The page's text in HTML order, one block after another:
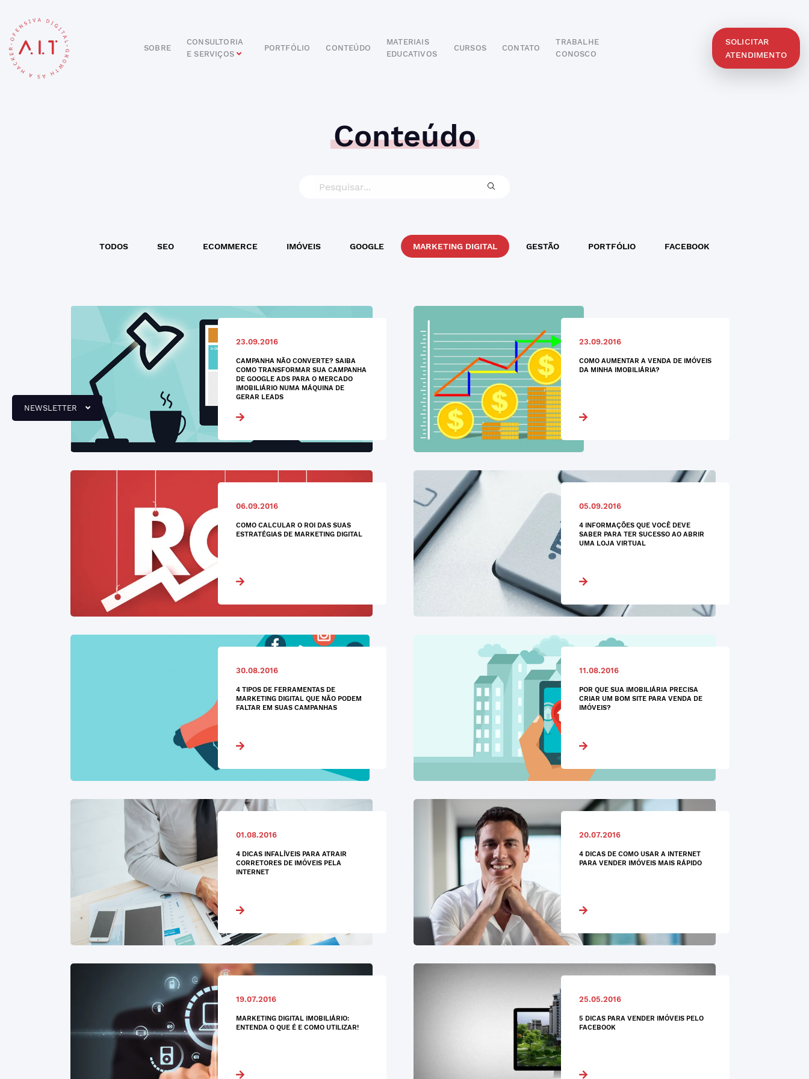
SOBRE
CONSULTORIA
E SERVIÇOS
ODONTOLÓGICO
HOTELARIA
BUSINESS INTELIGENCE
PORTFÓLIO CONTEÚDO
MATERIAIS
EDUCATIVOS
CURSOS CONTATO
TRABALHE
CONOSCO
SOLICITAR
ATENDIMENTO
NEWSLETTER
Conteúdo
TODOS SEO ECOMMERCE IMÓVEIS GOOGLE MARKETING DIGITAL GESTÃO PORTFÓLIO FACEBOOK
23.09.2016
CAMPANHA NÃO CONVERTE? SAIBA
COMO TRANSFORMAR SUA CAMPANHA
DE GOOGLE ADS PARA O MERCADO
IMOBILIÁRIO NUMA MÁQUINA DE
GERAR LEADS
23.09.2016
COMO AUMENTAR A VENDA DE IMÓVEIS
DA MINHA IMOBILIÁRIA?
06.09.2016
COMO CALCULAR O ROI DAS SUAS
ESTRATÉGIAS DE MARKETING DIGITAL
05.09.2016
4 INFORMAÇÕES QUE VOCÊ DEVE
SABER PARA TER SUCESSO AO ABRIR
UMA LOJA VIRTUAL
30.08.2016
4 TIPOS DE FERRAMENTAS DE
MARKETING DIGITAL QUE NÃO PODEM
FALTAR EM SUAS CAMPANHAS
11.08.2016
POR QUE SUA IMOBILIÁRIA PRECISA
CRIAR UM BOM SITE PARA VENDA DE
IMÓVEIS?
01.08.2016
4 DICAS INFALÍVEIS PARA ATRAIR
CORRETORES DE IMÓVEIS PELA
INTERNET
20.07.2016
4 DICAS DE COMO USAR A INTERNET
PARA VENDER IMÓVEIS MAIS RÁPIDO
19.07.2016
MARKETING DIGITAL IMOBILIÁRIO:
ENTENDA O QUE É E COMO UTILIZAR!
25.05.2016
5 DICAS PARA VENDER IMÓVEIS PELO
FACEBOOK